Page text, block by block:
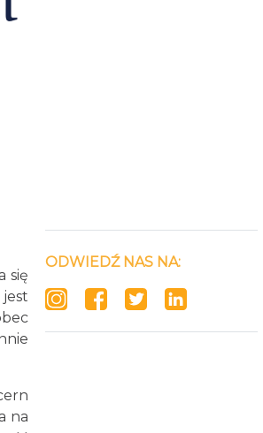
się
na
ODWIEDŹ NAS NA: